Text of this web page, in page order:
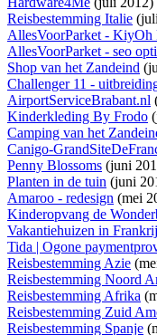
Reisbestemming Italie
AllesVoorParket - KiyOh
AllesVoorParket - seo
Shop van het Zandeind
Challenger 11 -
AirportServiceBrabant.nl
Kinderkleding By Frodo
Camping van het
Canigo-
Penny Blossoms (juni
Planten in de tuin (juni
Amaroo - redesign (mei
Kinderopvang de
Vakantiehuizen in
Tida | Ogone
Reisbestemming Azie
Reisbestemming Noord
Reisbestemming Afrika
Reisbestemming Zuid
Reisbestemming Spanje